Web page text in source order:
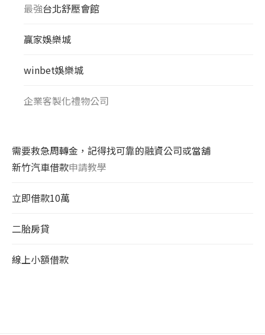
最強台北舒壓會館
贏家娛樂城
winbet娛樂城
企業客製化禮物公司
需要救急周轉金，記得找可靠的融資公司或當舖
新竹汽車借款申請教學
立即借款10萬
二胎房貸
線上小額借款